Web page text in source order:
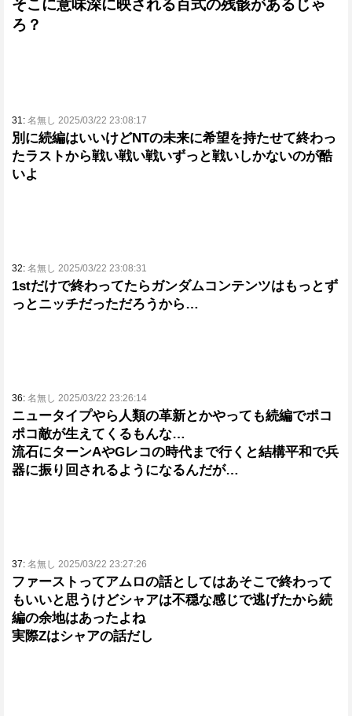
そこに意味深に映される百式の残骸があるじゃ
ろ？
31: 名無し 2025/03/22 23:08:17
別に続編はいいけどNTの未来に希望を持たせて終わっ
たラストから戦い戦い戦いずっと戦いしかないのが酷
いよ
32: 名無し 2025/03/22 23:08:31
1stだけで終わってたらガンダムコンテンツはもっとず
っとニッチだっただろうから…
36: 名無し 2025/03/22 23:26:14
ニュータイプやら人類の革新とかやっても続編でポコ
ポコ敵が生えてくるもんな…
流石にターンAやGレコの時代まで行くと結構平和で兵
器に振り回されるようになるんだが…
37: 名無し 2025/03/22 23:27:26
ファーストってアムロの話としてはあそこで終わって
もいいと思うけどシャアは不穏な感じで逃げたから続
編の余地はあったよね
実際Zはシャアの話だし